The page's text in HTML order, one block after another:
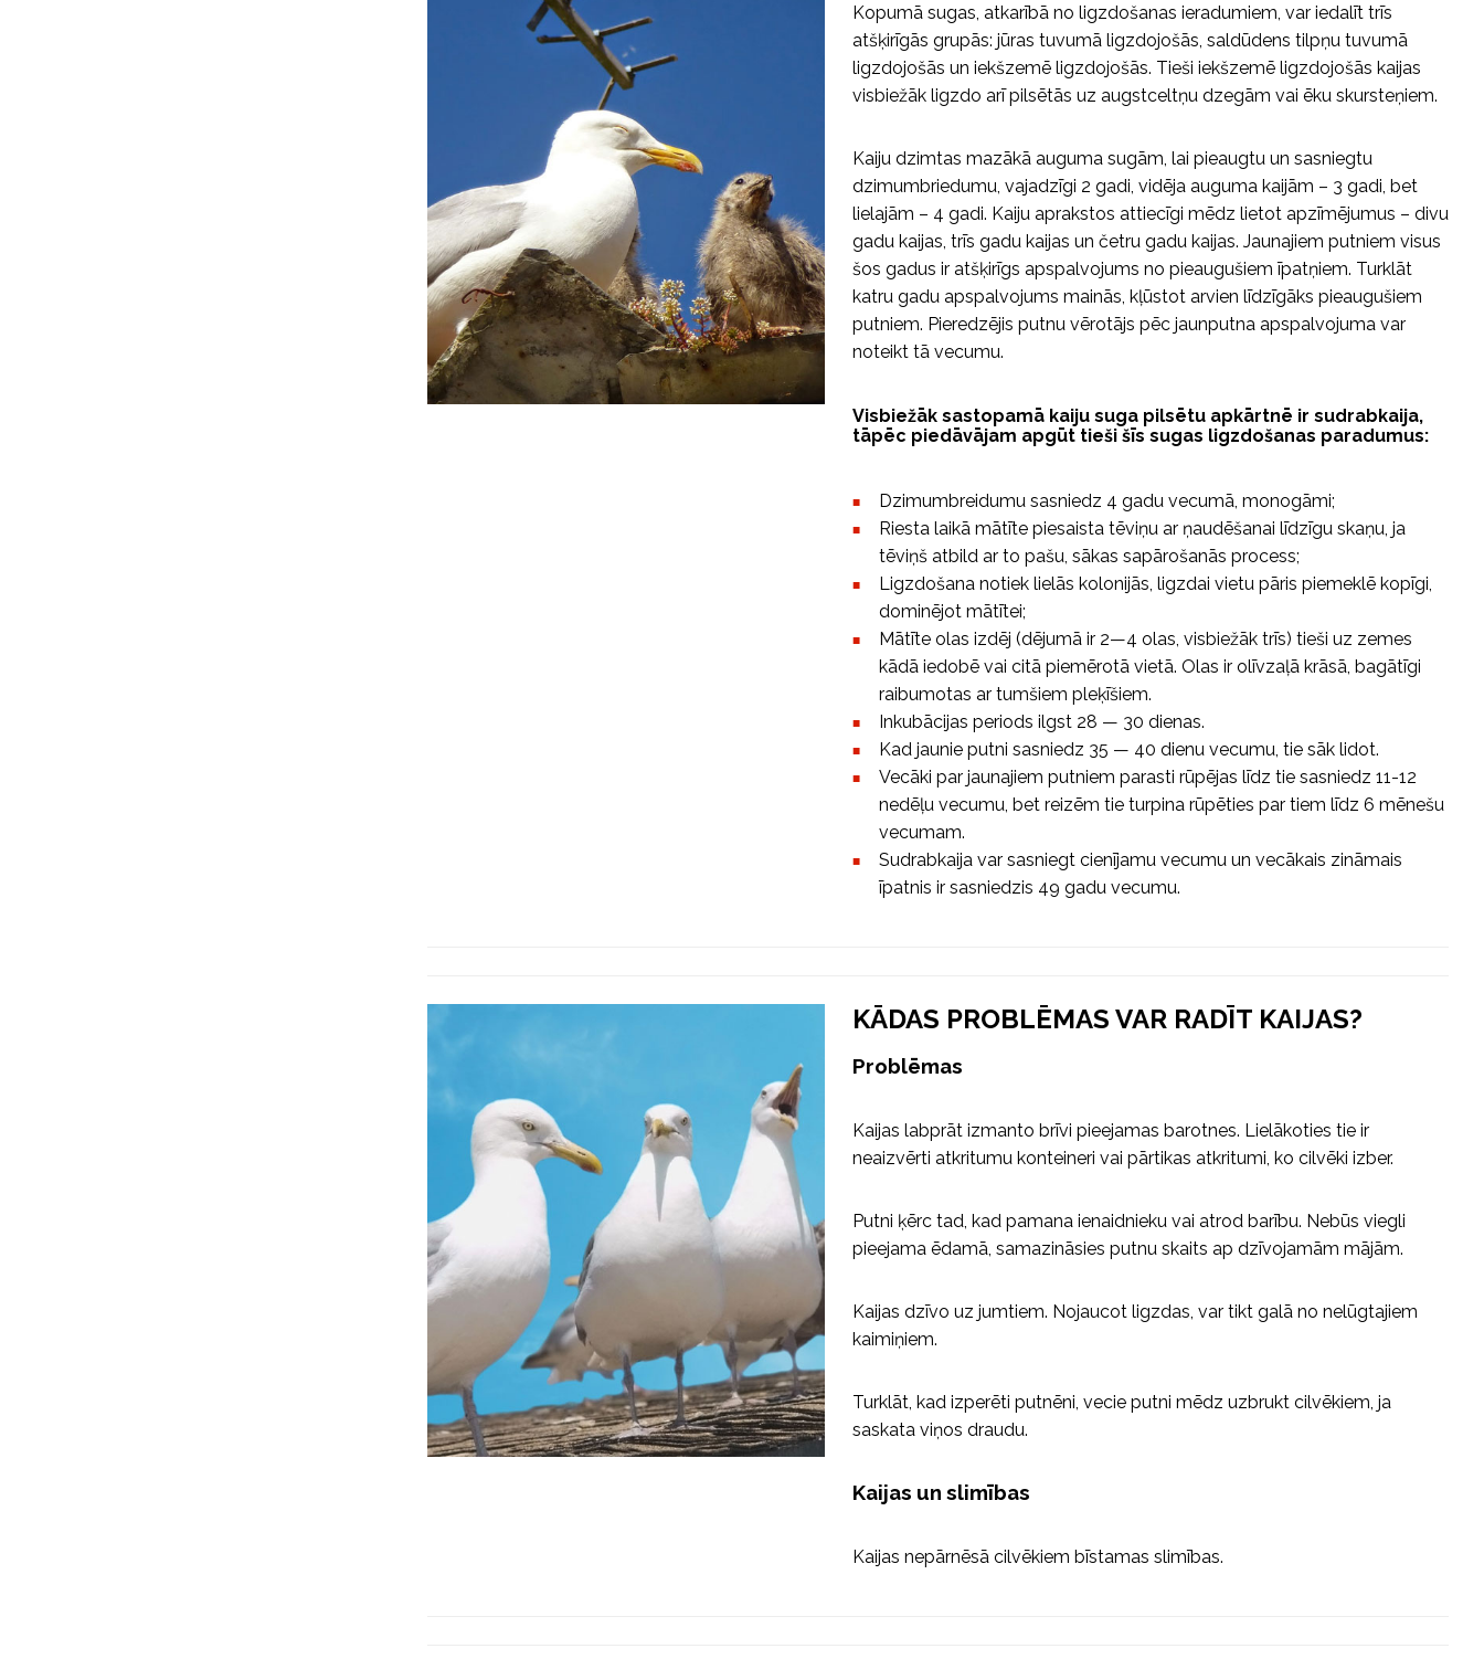
Kopumā sugas, atkarībā no ligzdošanas ieradumiem, var iedalīt trīs
atšķirīgās grupās: jūras tuvumā ligzdojošās, saldūdens tilpņu tuvumā
ligzdojošās un iekšzemē ligzdojošās. Tieši iekšzemē ligzdojošās kaijas
visbiežāk ligzdo arī pilsētās uz augstceltņu dzegām vai ēku skursteņiem.
Kaiju dzimtas mazākā auguma sugām, lai pieaugtu un sasniegtu
dzimumbriedumu, vajadzīgi 2 gadi, vidēja auguma kaijām – 3 gadi, bet
lielajām – 4 gadi. Kaiju aprakstos attiecīgi mēdz lietot apzīmējumus – divu
gadu kaijas, trīs gadu kaijas un četru gadu kaijas. Jaunajiem putniem visus
šos gadus ir atšķirīgs apspalvojums no pieaugušiem īpatņiem. Turklāt
katru gadu apspalvojums mainās, kļūstot arvien līdzīgāks pieaugušiem
putniem. Pieredzējis putnu vērotājs pēc jaunputna apspalvojuma var
noteikt tā vecumu.
Visbiežāk sastopamā kaiju suga pilsētu apkārtnē ir sudrabkaija,
tāpēc piedāvājam apgūt tieši šīs sugas ligzdošanas paradumus:
Dzimumbreidumu sasniedz 4 gadu vecumā, monogāmi;
Riesta laikā mātīte piesaista tēviņu ar ņaudēšanai līdzīgu skaņu, ja
tēviņš atbild ar to pašu, sākas sapārošanās process;
Ligzdošana notiek lielās kolonijās, ligzdai vietu pāris piemeklē kopīgi,
dominējot mātītei;
Mātīte olas izdēj (dējumā ir 2—4 olas, visbiežāk trīs) tieši uz zemes
kādā iedobē vai citā piemērotā vietā. Olas ir olīvzaļā krāsā, bagātīgi
raibumotas ar tumšiem pleķīšiem.
Inkubācijas periods ilgst 28 — 30 dienas.
Kad jaunie putni sasniedz 35 — 40 dienu vecumu, tie sāk lidot.
Vecāki par jaunajiem putniem parasti rūpējas līdz tie sasniedz 11-12
nedēļu vecumu, bet reizēm tie turpina rūpēties par tiem līdz 6 mēnešu
vecumam.
Sudrabkaija var sasniegt cienījamu vecumu un vecākais zināmais
īpatnis ir sasniedzis 49 gadu vecumu.
KĀDAS PROBLĒMAS VAR RADĪT KAIJAS?
Problēmas
Kaijas labprāt izmanto brīvi pieejamas barotnes. Lielākoties tie ir
neaizvērti atkritumu konteineri vai pārtikas atkritumi, ko cilvēki izber.
Putni ķērc tad, kad pamana ienaidnieku vai atrod barību. Nebūs viegli
pieejama ēdamā, samazināsies putnu skaits ap dzīvojamām mājām.
Kaijas dzīvo uz jumtiem. Nojaucot ligzdas, var tikt galā no nelūgtajiem
kaimiņiem.
Turklāt, kad izperēti putnēni, vecie putni mēdz uzbrukt cilvēkiem, ja
saskata viņos draudu.
Kaijas un slimības
Kaijas nepārnēsā cilvēkiem bīstamas slimības.